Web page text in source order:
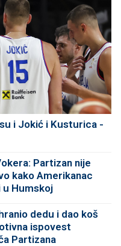
i Jokić i Kusturica -
Partizan nije
kako Amerikanac
u Humskoj
dedu i dao koš
ispovest
Partizana